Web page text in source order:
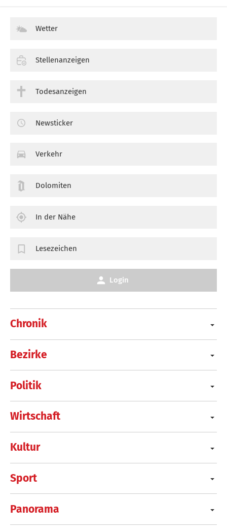
Chronik
Bezirke
Politik
Wirtschaft
Kultur
Sport
Panorama
Wetter
Stellenanzeigen
Todesanzeigen
Newsticker
Verkehr
Dolomiten
In der Nähe
Lesezeichen
Login